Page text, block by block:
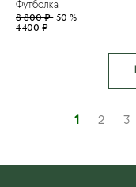
Футболка
8 800 ₽- 50 %
4 400 ₽
1 2 3